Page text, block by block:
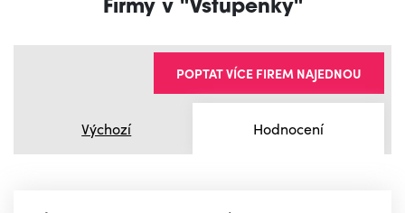
Firmy v "Vstupenky"
Výchozí Hodnocení
POPTAT VÍCE FIREM NAJEDNOU